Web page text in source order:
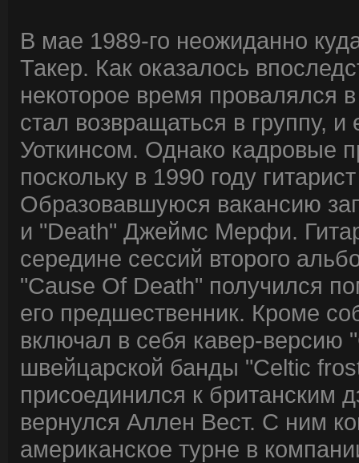
В мае 1989-го неожиданно
Такер. Как оказалось
некоторое время провалялся
стал возвращаться в группу,
Уоткинсом. Однако кадровые
поскольку в 1990 году
Образовавшуюся вакансию
и "Death" Джеймс Мерфи.
середине сессий второго
"Cause Of Death" получился
его предшественник. Кроме
включал в себя кавер-версию
швейцарской банды "Celtic
присоединился к британским
вернулся Аллен Вест. С ним
американское турне в